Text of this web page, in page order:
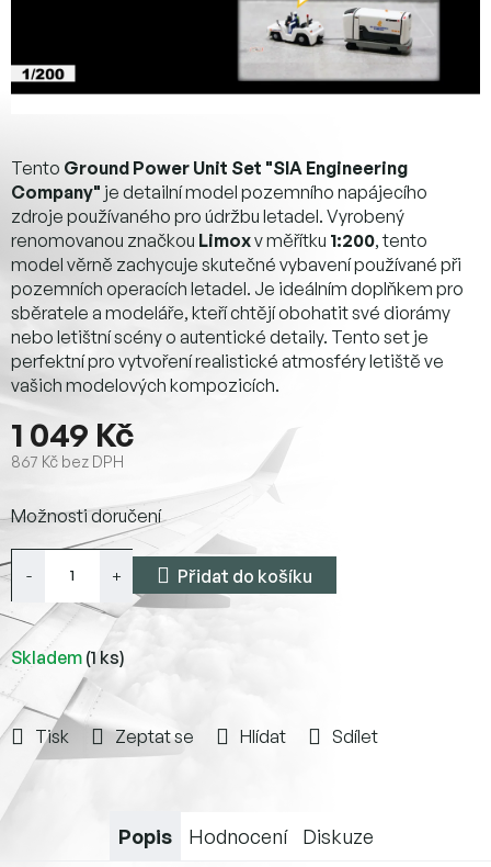
1 049 Kč
867 Kč bez DPH
cena:
Skladem (1 ks)
Možnosti doručení
Přidat do košíku
Tento Ground Power Unit Set "SIA Engineering
Company" je detailní model pozemního napájecího
zdroje používaného pro údržbu letadel. Vyrobený
renomovanou značkou Limoxv měřítku 1:200, tento
model věrně zachycuje skutečné vybavení používané při
pozemních operacích letadel. Je ideálním doplňkem pro
sběratele a modeláře, kteří chtějí obohatit své diorámy
nebo letištní scény o autentické detaily. Tento set je
perfektní pro vytvoření realistické atmosféry letiště ve
vašich modelových kompozicích.
Tisk Zeptat se Hlídat Sdílet
Popis Hodnocení Diskuze